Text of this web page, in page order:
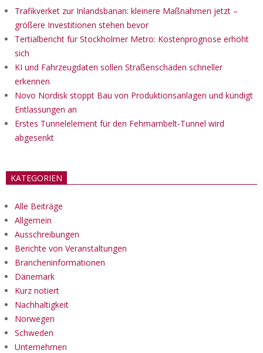
Trafikverket zur Inlandsbanan: kleinere Maßnahmen jetzt –
größere Investitionen stehen bevor
Tertialbericht für Stockholmer Metro: Kostenprognose erhöht
sich
KI und Fahrzeugdaten sollen Straßenschäden schneller
erkennen
Novo Nordisk stoppt Bau von Produktionsanlagen und kündigt
Entlassungen an
Erstes Tunnelelement für den Fehmarnbelt-Tunnel wird
abgesenkt
KATEGORIEN
Alle Beiträge
Allgemein
Ausschreibungen
Berichte von Veranstaltungen
Brancheninformationen
Dänemark
Kurz notiert
Nachhaltigkeit
Norwegen
Schweden
Unternehmen